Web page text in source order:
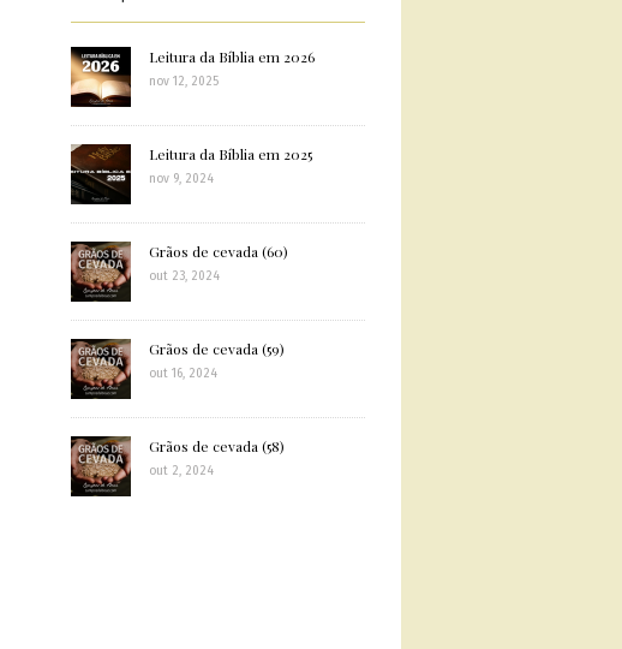
Leitura da Bíblia em 2026
nov 12, 2025
Leitura da Bíblia em 2025
nov 9, 2024
Grãos de cevada (60)
out 23, 2024
Grãos de cevada (59)
out 16, 2024
Grãos de cevada (58)
out 2, 2024